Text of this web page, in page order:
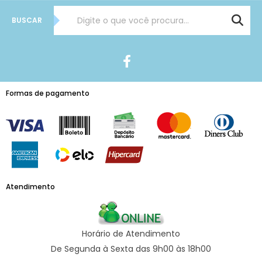
BUSCAR
Formas de pagamento
Atendimento
Horário de Atendimento
De Segunda à Sexta das 9h00 às 18h00